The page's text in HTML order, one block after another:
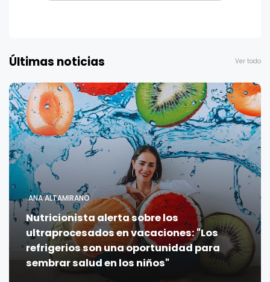
Últimas noticias Ver todo
ANA ALTAMIRANO
Nutricionista alerta sobre los
ultraprocesados en vacaciones: "Los
refrigerios son una oportunidad para
sembrar salud en los niños"